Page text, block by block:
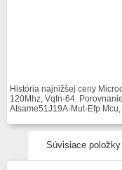
História najnižšej ceny
120Mhz, Vqfn-64.
Atsame51J19A-Mut-Efp
Súvisiace položky